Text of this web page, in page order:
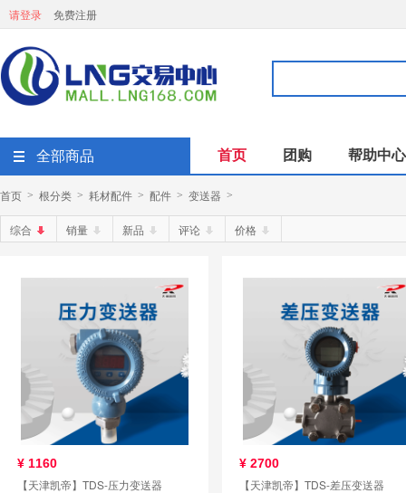
请登录 免费注册
全部商品 首页 团购 帮助中心
首页 > 根分类 > 耗材配件 > 配件 > 变送器 >
综合 销量 新品 评论 价格
¥ 1160
【天津凯帝】TDS-压力变送器
¥ 2700
【天津凯帝】TDS-差压变送器